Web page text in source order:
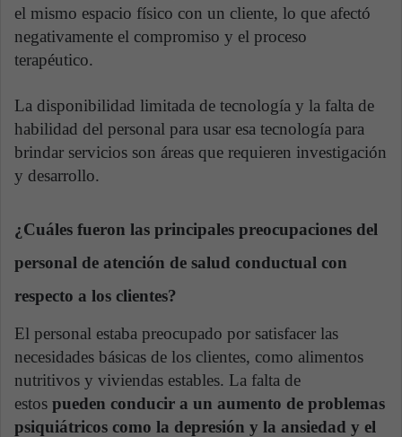
el mismo espacio físico con un cliente, lo que afectó
negativamente el compromiso y el proceso
terapéutico.
La disponibilidad limitada de tecnología y la falta de
habilidad del personal para usar esa tecnología para
brindar servicios son áreas que requieren investigación
y desarrollo.
¿Cuáles fueron las principales preocupaciones del
personal de atención de salud conductual con
respecto a los clientes?
El personal estaba preocupado por satisfacer las
necesidades básicas de los clientes, como alimentos
nutritivos y viviendas estables. La falta de
estos pueden conducir a un aumento de problemas
psiquiátricos como la depresión y la ansiedad y el